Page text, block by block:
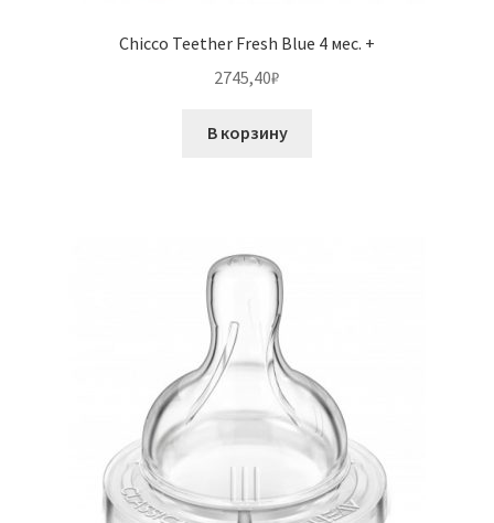
Chicco Teether Fresh Blue 4 мес. +
2745,40₽
В корзину